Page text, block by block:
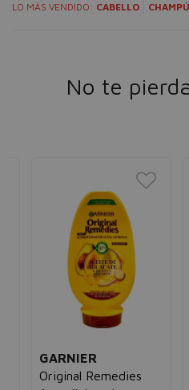
LO MÁS VENDIDO: CABELLO CHAMPÚ
No te
GARNIER
Original Remedies